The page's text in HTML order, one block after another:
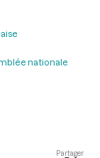
nationale
Partager